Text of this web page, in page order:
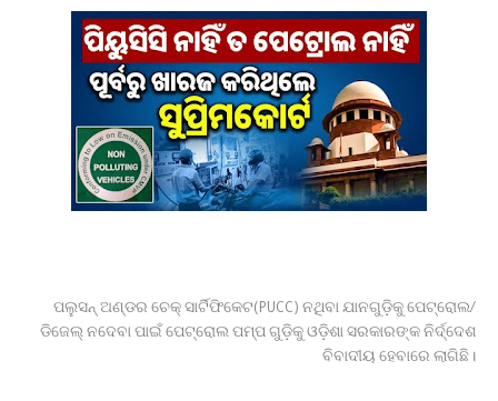
ବିଧାୟକଙ୍କ ହସ୍ତକ୍ଷେପ ପରେ ବେଲଗୁଣ୍ଠା ୧୨ ଓ ୧୩
ନମ୍ବର ୱାର୍ଡ଼ ବାସୀଙ୍କୁ ମିଳିଲା ଶୁଦ୍ଧ ପାନୀୟ ଜଳ
ବାଇକରୁ ଖସିପଡି ମହିଳା ମୃତ, ହତ୍ୟା ଅଭିଯୋଗ ଆଣିଲେ
ବାଲିଅନ୍ତା ସୌମ୍ୟମର୍ଡର;ଚାର୍ଜସିଟ୍ ଦାଖଲ
ବିଦାହେବେ ଆଉ ୬ ବାଂଲାଦେଶୀ ।
ସଂଶୋଧିତ ପାଠ୍ୟପୁସ୍ତକ ତ୍ରୁଟି ନେଇ ସ୍ପଷ୍ଟୀକରଣ
ବିଜେପି କର୍ମୀଙ୍କୁ ହତ୍ୟା; ୨ଅଟକ ।
ବାଂଲାଦେଶକୁ ଫେରିବି- ଶେଖ୍ ହାସିନା ।
ଉର୍ଦ୍ଧ ଛାତ୍ରଙ୍କୁ ମାଡ, ବିଭାଗୀୟ ତଦନ୍ତ ଆରମ୍ଭ l
ଘରେ ଘରେ ତ୍ରିରଙ୍ଗା ଅଭିଯାନ
ପଲୁସନ୍ ଅଣ୍ଡର ଚେକ୍ ସାର୍ଟିଫିକେଟ(PUCC) ନଥିବା ଯାନଗୁଡ଼ିକୁ ପେଟ୍ରୋଲ/
ଡିଜେଲ୍ ନଦେବା ପାଇଁ ପେଟ୍ରୋଲ ପମ୍ପ ଗୁଡ଼ିକୁ ଓଡ଼ିଶା ସରକାରଙ୍କ ନିର୍ଦ୍ଦେଶ
ବିବାଦୀୟ ହେବାରେ ଲାଗିଛି।